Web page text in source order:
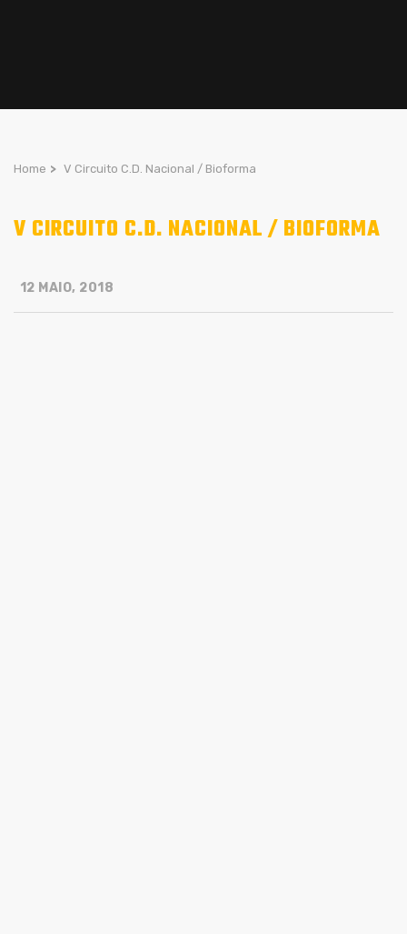
Home > V Circuito C.D. Nacional / Bioforma
V CIRCUITO C.D. NACIONAL / BIOFORMA
12 MAIO, 2018